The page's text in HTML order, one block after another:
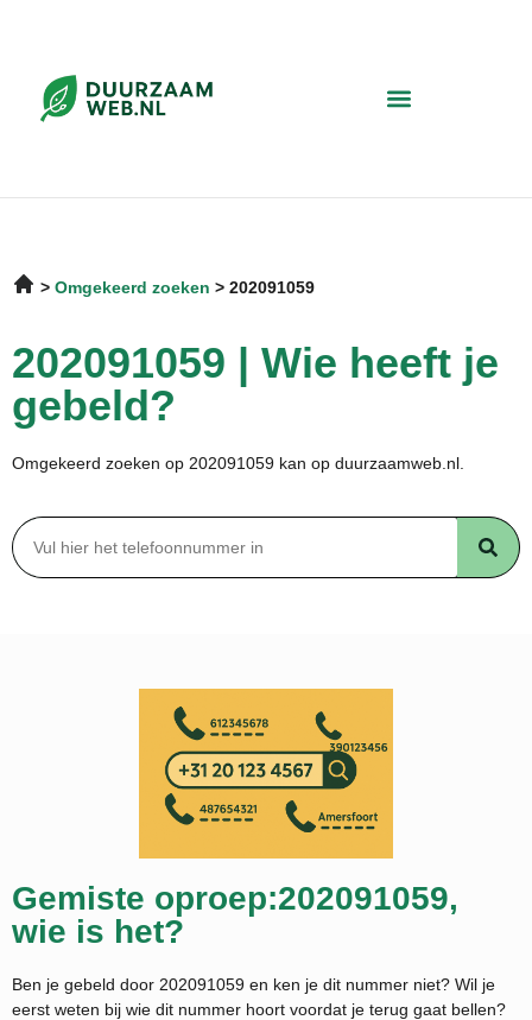
Omgekeerd zoeken 202091059
202091059 | Wie heeft je
gebeld?
Omgekeerd zoeken op 202091059 kan op duurzaamweb.nl.
Gemiste oproep:202091059,
wie is het?
Ben je gebeld door 202091059 en ken je dit nummer niet? Wil je
eerst weten bij wie dit nummer hoort voordat je terug gaat bellen?